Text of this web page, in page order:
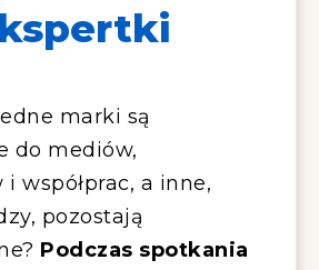
marki są
do mediów,
współprac, a inne,
pozostają
Podczas spotkania